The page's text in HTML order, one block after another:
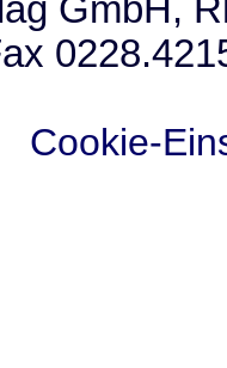
GmbH,
Cookie-